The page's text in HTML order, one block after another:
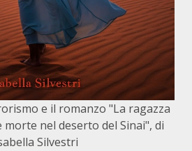
e il romanzo "La ragazza
nel deserto del Sinai", di
Silvestri